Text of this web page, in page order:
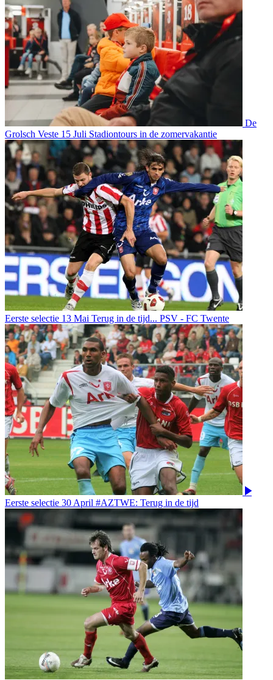
De
Grolsch Veste 15 Juli Stadiontours in de zomervakantie
Eerste selectie 13 Mai Terug in de tijd... PSV - FC Twente
Eerste selectie 30 April #AZTWE: Terug in de tijd